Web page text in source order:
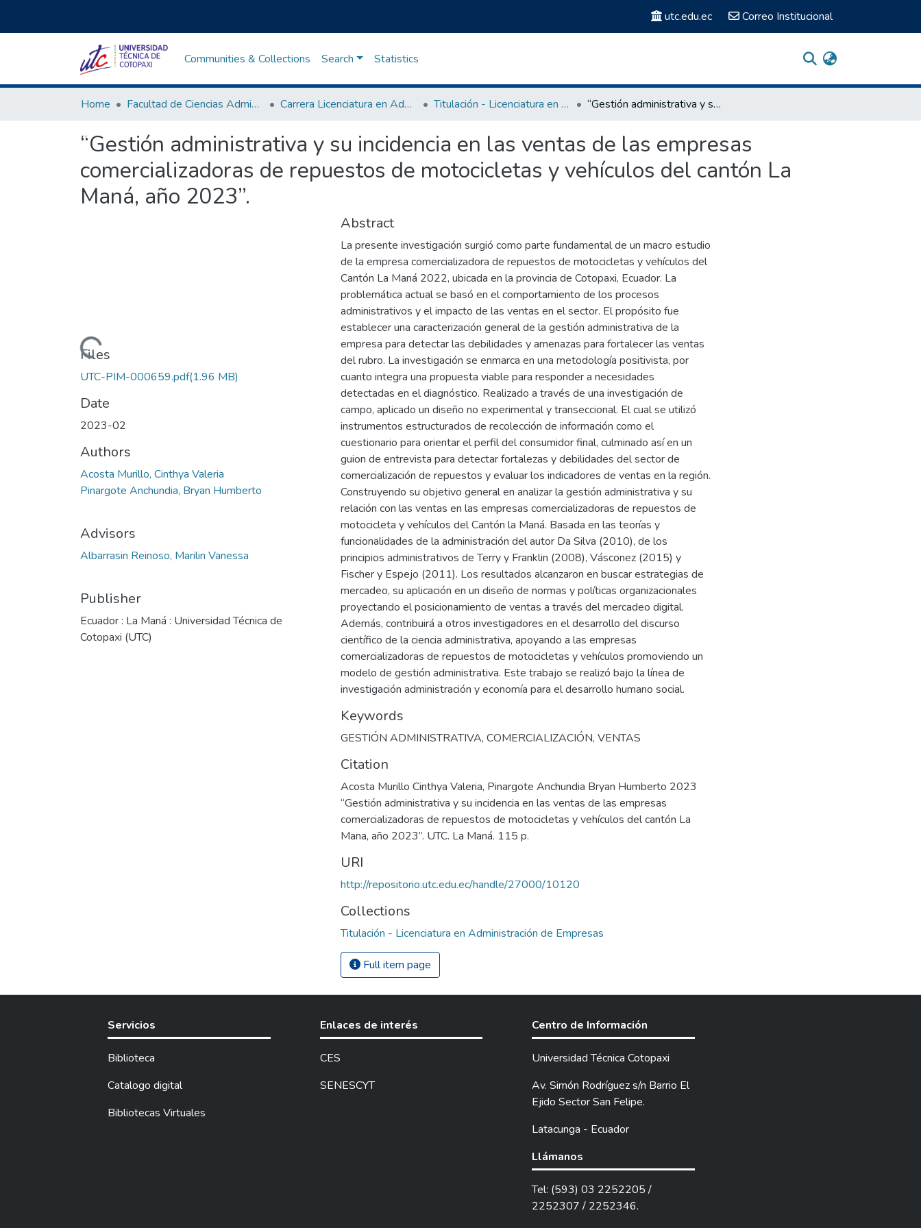
utc.edu.ec Correo Institucional
Communities & Collections Search Statistics
Home Facultad de Ciencias Administrativas y Económicas Carrera Licenciatura en Administración de Empresas Titulación - Licenciatura en Administración de Empresas “Gestión administrativa y su incidencia en las ventas de las empresas comercializadoras de repuestos de motocicletas y vehículos del cantón La Maná, año 2023”.
“Gestión administrativa y su incidencia en las ventas de las empresas
comercializadoras de repuestos de motocicletas y vehículos del cantón La
Maná, año 2023”.
Loading...
Files
UTC-PIM-000659.pdf(1.96 MB)
Date
2023-02
Authors
Acosta Murillo, Cinthya Valeria
Pinargote Anchundia, Bryan Humberto
Advisors
Albarrasin Reinoso, Marilin Vanessa
Publisher
Ecuador : La Maná : Universidad Técnica de
Cotopaxi (UTC)
Abstract
La presente investigación surgió como parte fundamental de un macro estudio
de la empresa comercializadora de repuestos de motocicletas y vehículos del
Cantón La Maná 2022, ubicada en la provincia de Cotopaxi, Ecuador. La
problemática actual se basó en el comportamiento de los procesos
administrativos y el impacto de las ventas en el sector. El propósito fue
establecer una caracterización general de la gestión administrativa de la
empresa para detectar las debilidades y amenazas para fortalecer las ventas
del rubro. La investigación se enmarca en una metodología positivista, por
cuanto integra una propuesta viable para responder a necesidades
detectadas en el diagnóstico. Realizado a través de una investigación de
campo, aplicado un diseño no experimental y transeccional. El cual se utilizó
instrumentos estructurados de recolección de información como el
cuestionario para orientar el perfil del consumidor final, culminado así en un
guion de entrevista para detectar fortalezas y debilidades del sector de
comercialización de repuestos y evaluar los indicadores de ventas en la región.
Construyendo su objetivo general en analizar la gestión administrativa y su
relación con las ventas en las empresas comercializadoras de repuestos de
motocicleta y vehículos del Cantón la Maná. Basada en las teorías y
funcionalidades de la administración del autor Da Silva (2010), de los
principios administrativos de Terry y Franklin (2008), Vásconez (2015) y
Fischer y Espejo (2011). Los resultados alcanzaron en buscar estrategias de
mercadeo, su aplicación en un diseño de normas y políticas organizacionales
proyectando el posicionamiento de ventas a través del mercadeo digital.
Además, contribuirá a otros investigadores en el desarrollo del discurso
científico de la ciencia administrativa, apoyando a las empresas
comercializadoras de repuestos de motocicletas y vehículos promoviendo un
modelo de gestión administrativa. Este trabajo se realizó bajo la línea de
investigación administración y economía para el desarrollo humano social.
Keywords
GESTIÓN ADMINISTRATIVA, COMERCIALIZACIÓN, VENTAS
Citation
Acosta Murillo Cinthya Valeria, Pinargote Anchundia Bryan Humberto 2023
“Gestión administrativa y su incidencia en las ventas de las empresas
comercializadoras de repuestos de motocicletas y vehículos del cantón La
Mana, año 2023”. UTC. La Maná. 115 p.
URI
http://repositorio.utc.edu.ec/handle/27000/10120
Collections
Titulación - Licenciatura en Administración de Empresas
Full item page
Servicios
Biblioteca
Catalogo digital
Bibliotecas Virtuales
Enlaces de interés
CES
SENESCYT
Centro de Información
Universidad Técnica Cotopaxi
Av. Simón Rodríguez s/n Barrio El
Ejido Sector San Felipe.
Latacunga - Ecuador
Llámanos
Tel: (593) 03 2252205 /
2252307 / 2252346.